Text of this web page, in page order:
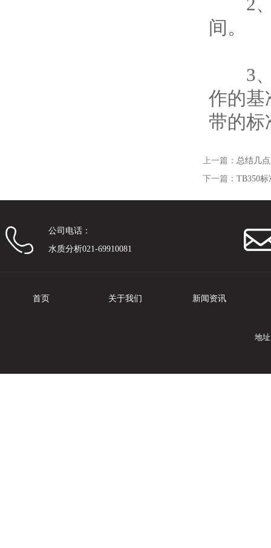
间。
3、
作的基
带的标
上一篇： 总结几
下一篇： TB350
公司电话：
水质分析021-69910081
首页 关于我们 新闻资讯
地